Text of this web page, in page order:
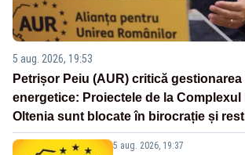
5 aug. 2026, 19:53
Petrișor Peiu (AUR) critică gestionarea
energetice: Proiectele de la Complexul
Oltenia sunt blocate în birocrație și
5 aug. 2026, 19:37